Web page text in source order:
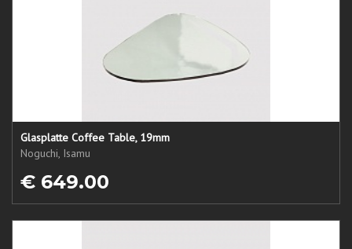
Glasplatte Coffee Table, 19mm
Noguchi, Isamu
€ 649.00